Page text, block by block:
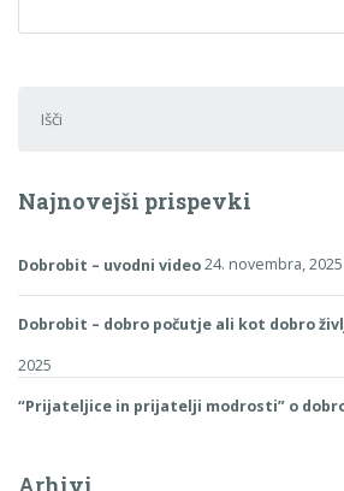
Najnovejši prispevki
Dobrobit – uvodni video24. novembra, 2025
Dobrobit – dobro počutje ali kot dobro
2025
“Prijateljice in prijatelji modrosti” o
Arhivi